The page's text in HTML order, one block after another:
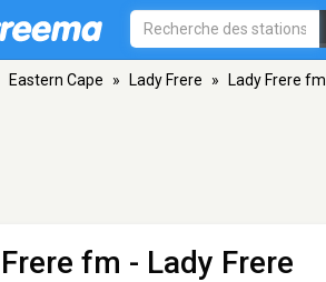
Eastern Cape » Lady Frere » Lady Frere fm
fm - Lady Frere